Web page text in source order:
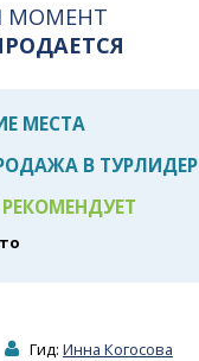
МОМЕНТ
МЕСТА
В ТУРЛИДЕР
Гид: Инна Когосова